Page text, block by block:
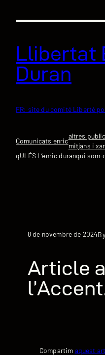
Llibertat
Duran
FR: site du comité Liberté
Comunicats enric
altres
mitjans i
qUI ÉS L’enric duranqui som-
8 de novembre de 2024By
Article a
Compartim aquest